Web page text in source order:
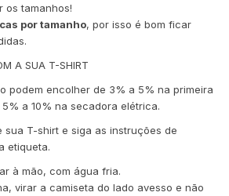
os tamanhos!
por tamanho, por isso é bom ficar
A SUA T-SHIRT
podem encolher de 3% a 5% na primeira
a 10% na secadora elétrica.
sua T-shirt e siga as instruções de
da etiqueta.
à mão, com água fria.
virar a camiseta do lado avesso e não